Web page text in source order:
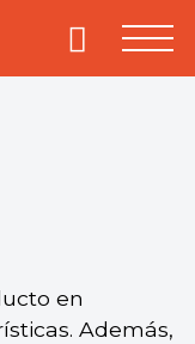
Primary
en
Además,